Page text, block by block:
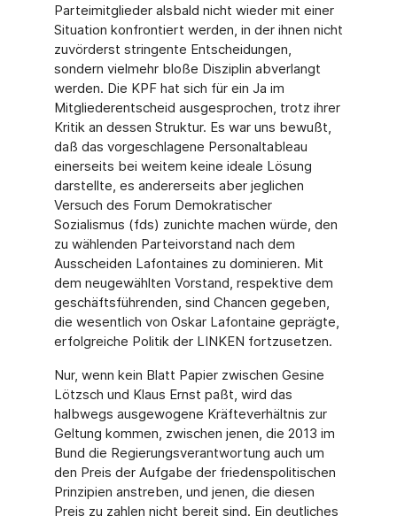
Parteimitglieder alsbald nicht wieder mit einer
Situation konfrontiert werden, in der ihnen nicht
zuvörderst stringente Entscheidungen,
sondern vielmehr bloße Disziplin abverlangt
werden. Die KPF hat sich für ein Ja im
Mitgliederentscheid ausgesprochen, trotz ihrer
Kritik an dessen Struktur. Es war uns bewußt,
daß das vorgeschlagene Personaltableau
einerseits bei weitem keine ideale Lösung
darstellte, es andererseits aber jeglichen
Versuch des Forum Demokratischer
Sozialismus (fds) zunichte machen würde, den
zu wählenden Parteivorstand nach dem
Ausscheiden Lafontaines zu dominieren. Mit
dem neugewählten Vorstand, respektive dem
geschäftsführenden, sind Chancen gegeben,
die wesentlich von Oskar Lafontaine geprägte,
erfolgreiche Politik der LINKEN fortzusetzen.
Nur, wenn kein Blatt Papier zwischen Gesine
Lötzsch und Klaus Ernst paßt, wird das
halbwegs ausgewogene Kräfteverhältnis zur
Geltung kommen, zwischen jenen, die 2013 im
Bund die Regierungsverantwortung auch um
den Preis der Aufgabe der friedenspolitischen
Prinzipien anstreben, und jenen, die diesen
Preis zu zahlen nicht bereit sind. Ein deutliches